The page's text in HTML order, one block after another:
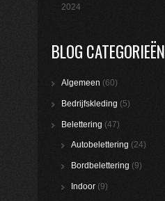
2024
BLOG CATEGORIEËN
Algemeen (60)
Bedrijfskleding (5)
Belettering (47)
Autobelettering (24)
Bordbelettering (9)
Indoor (9)